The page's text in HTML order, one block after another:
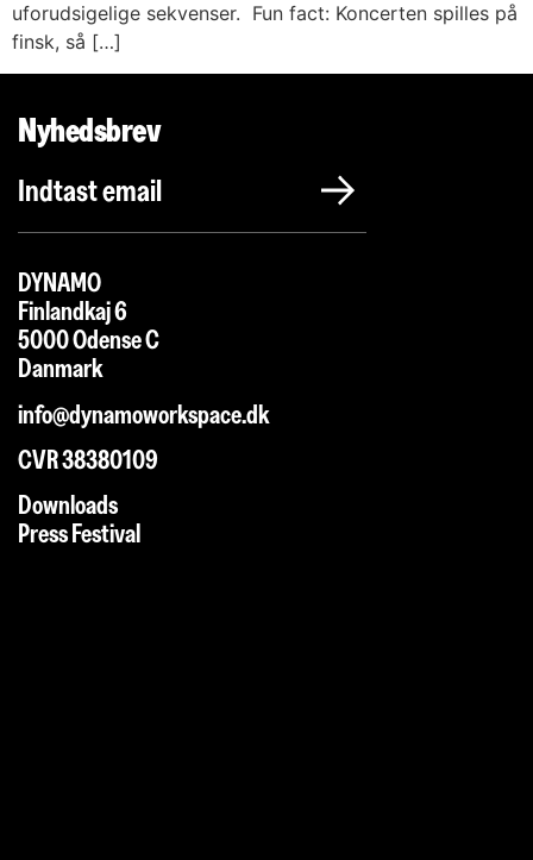
uforudsigelige sekvenser. Fun fact: Koncerten spilles på
finsk, så […]
Nyhedsbrev
DYNAMO
Finlandkaj 6
5000 Odense C
Danmark
info@dynamoworkspace.dk
CVR 38380109
Downloads
Press Festival